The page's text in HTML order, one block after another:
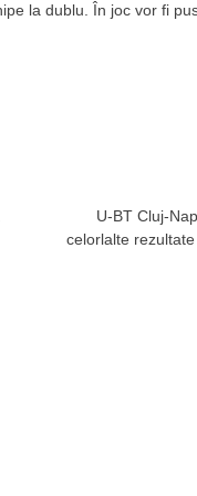
la dublu. În joc vor fi
U-BT Cluj-
celorlalte